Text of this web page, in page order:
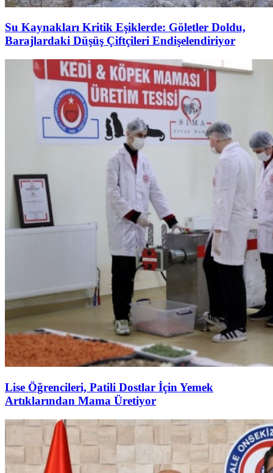
Su Kaynakları Kritik Eşiklerde: Göletler Doldu,
Barajlardaki Düşüş Çiftçileri Endişelendiriyor
Lise Öğrencileri, Patili Dostlar İçin Yemek
Artıklarından Mama Üretiyor